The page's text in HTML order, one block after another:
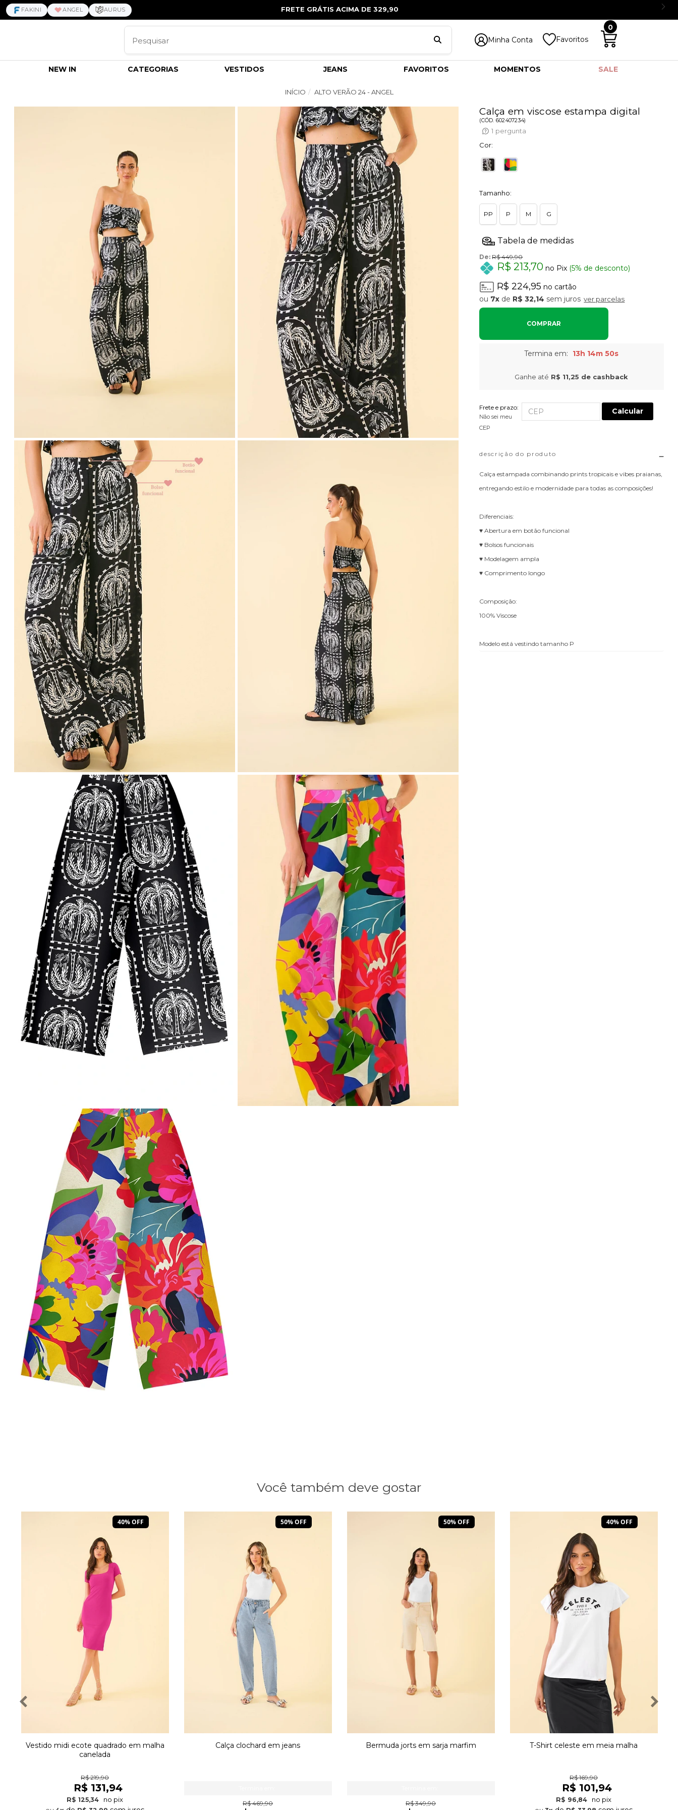
FAKINI ANGEL AURUS FRETE GRÁTIS ACIMA DE 329,90
Minha Conta Favoritos
0
NEW IN CATEGORIAS VESTIDOS JEANS FAVORITOS MOMENTOS SALE
INÍCIO ALTO VERÃO 24 - ANGEL
Calça em viscose estampa digital
(CÓD. 602407234)
1 pergunta
Cor:
Tamanho:
PP P M G
De:R$ 449,90
R$ 213,70 no Pix (5% de desconto)
R$ 224,95 no cartão
7x de R$ 32,14 sem juros ver parcelas
COMPRAR
Termina em: 13h 14m 49s
Ganhe até R$ 11,25 de cashback
Frete e prazo:
Não sei meu
CEP
Calcular
descrição do produto
Calça estampada combinando prints tropicais e vibes praianas,
entregando estilo e modernidade para todas as composições!
Diferenciais:
♥ Abertura em botão funcional
♥ Bolsos funcionais
♥ Modelagem ampla
♥ Comprimento longo
Composição:
100% Viscose
Modelo está vestindo tamanho P
Você também deve gostar
40% OFF
Vestido midi ecote quadrado em malha
canelada
R$ 219,90
R$ 131,94
R$ 125,34 no pix
50% OFF
Calça clochard em jeans
R$ 469,90
50% OFF
Bermuda jorts em sarja marfim
R$ 349,90
40% OFF
T-Shirt celeste em meia malha
R$ 169,90
R$ 101,94
R$ 96,84 no pix